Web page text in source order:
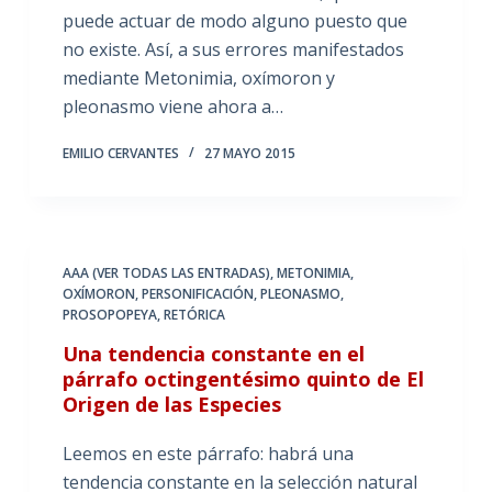
puede actuar de modo alguno puesto que
no existe. Así, a sus errores manifestados
mediante Metonimia, oxímoron y
pleonasmo viene ahora a…
EMILIO CERVANTES 27 MAYO 2015
AAA (VER TODAS LAS ENTRADAS),METONIMIA,
OXÍMORON,PERSONIFICACIÓN,PLEONASMO,
PROSOPOPEYA,RETÓRICA
Una tendencia constante en el
párrafo octingentésimo quinto de El
Origen de las Especies
Leemos en este párrafo: habrá una
tendencia constante en la selección natural